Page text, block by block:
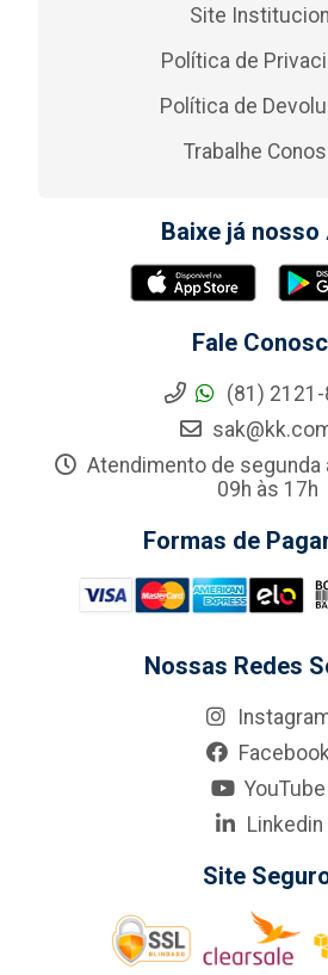
Site
Política de
Política de
Trabalhe
Baixe já nosso
Fale
(81)
Atendimento de
09h às 17h
Formas de
Nossas Redes
Facebook
YouTube
Linkedin
Site